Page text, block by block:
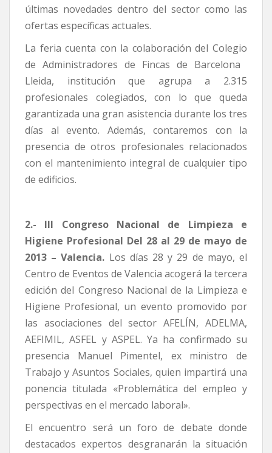
últimas novedades dentro del sector como las
ofertas específicas actuales.
La feria cuenta con la colaboración del Colegio
de Administradores de Fincas de Barcelona 
Lleida, institución que agrupa a 2.315
profesionales colegiados, con lo que queda
garantizada una gran asistencia durante los tres
días al evento. Además, contaremos con la
presencia de otros profesionales relacionados
con el mantenimiento integral de cualquier tipo
de edificios.
2.- III Congreso Nacional de Limpieza e
Higiene Profesional Del 28 al 29 de mayo de
2013 – Valencia. Los días 28 y 29 de mayo, el
Centro de Eventos de Valencia acogerá la tercera
edición del Congreso Nacional de la Limpieza e
Higiene Profesional, un evento promovido por
las asociaciones del sector AFELÍN, ADELMA,
AEFIMIL, ASFEL y ASPEL. Ya ha confirmado su
presencia Manuel Pimentel, ex ministro de
Trabajo y Asuntos Sociales, quien impartirá una
ponencia titulada «Problemática del empleo y
perspectivas en el mercado laboral».
El encuentro será un foro de debate donde
destacados expertos desgranarán la situación